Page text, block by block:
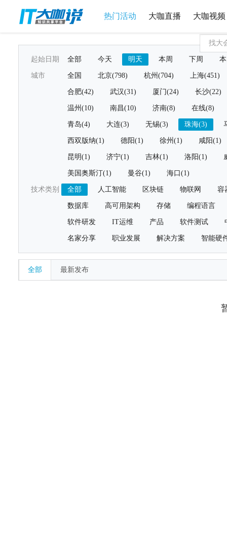
热门活动 大咖直播 大咖视频
起始日期 全部 今天 明天 本周 下周
城市 全国 北京(798) 杭州(704) 上海(451)
合肥(42) 武汉(31) 厦门(24) 长沙(22)
温州(10) 南昌(10) 济南(8) 在线(8)
青岛(4) 大连(3) 无锡(3) 珠海(3)
西双版纳(1) 德阳(1) 徐州(1) 咸阳(1)
昆明(1) 济宁(1) 吉林(1) 洛阳(1)
美国奥斯汀(1) 曼谷(1) 海口(1)
技术类别 全部 人工智能 区块链 物联网 容
数据库 高可用架构 存储 编程语言
软件研发 IT运维 产品 软件测试
名家分享 职业发展 解决方案 智能硬
全部 最新发布